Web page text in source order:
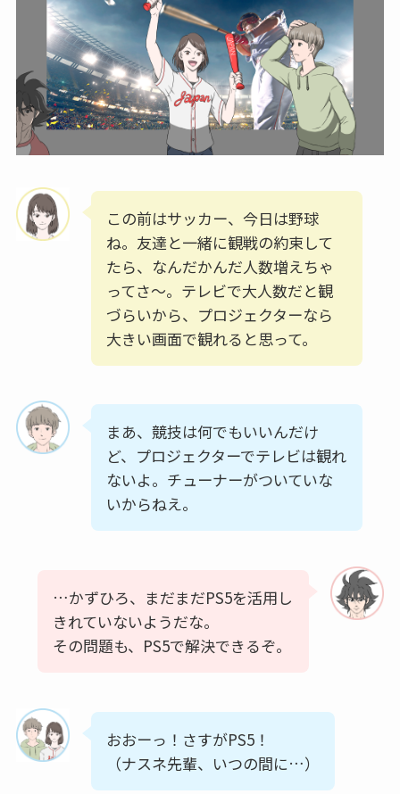
この前はサッカー、今日は野球
ね。友達と一緒に観戦の約束して
たら、なんだかんだ人数増えちゃ
ってさ〜。テレビで大人数だと観
づらいから、プロジェクターなら
大きい画面で観れると思って。
まあ、競技は何でもいいんだけ
ど、プロジェクターでテレビは観れ
ないよ。チューナーがついていな
いからねえ。
…かずひろ、まだまだPS5を活用し
きれていないようだな。
その問題も、PS5で解決できるぞ。
おおーっ！さすがPS5！
（ナスネ先輩、いつの間に…）